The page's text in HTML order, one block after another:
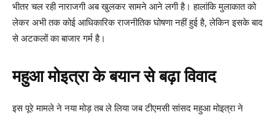
भीतर चल रही नाराजगी अब खुलकर सामने आने लगी है। हालांकि मुलाकात को
लेकर अभी तक कोई आधिकारिक राजनीतिक घोषणा नहीं हुई है, लेकिन इसके बाद
से अटकलों का बाजार गर्म है।
महुआ मोइत्रा के बयान से बढ़ा विवाद
इस पूरे मामले ने नया मोड़ तब ले लिया जब टीएमसी सांसद महुआ मोइत्रा ने